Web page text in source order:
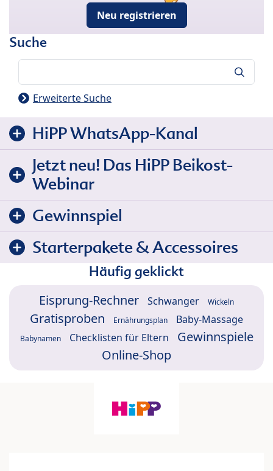
Neu registrieren
Suche
Erweiterte Suche
HiPP WhatsApp-Kanal
Jetzt neu! Das HiPP Beikost-
Webinar
Gewinnspiel
Starterpakete & Accessoires
Häufig geklickt
Eisprung-Rechner Schwanger Wickeln
Gratisproben Ernährungsplan Baby-Massage
Babynamen Checklisten für Eltern
Gewinnspiele
Online-Shop